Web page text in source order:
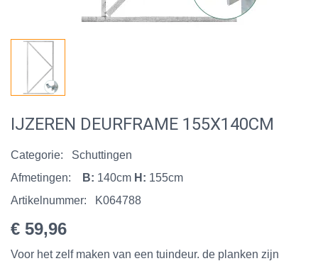
IJZEREN DEURFRAME 155X140CM
Categorie:
Schuttingen
Afmetingen:
B: 140cm H: 155cm
Artikelnummer:
K064788
€ 59,96
Voor het zelf maken van een tuindeur. de planken zijn